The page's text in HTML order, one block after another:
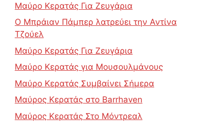
Μαύρο Κερατάς Για Ζευγάρια
Ο Μπράιαν Πάμπερ λατρεύει την Αντίνα
Τζούελ
Μαύρο Κερατάς Για Ζευγάρια
Μαύρο Κερατάς για Μουσουλμάνους
Μαύρο Κερατάς Συμβαίνει Σήμερα
Μαύρος Κερατάς στο Barrhaven
Μαύρος Κερατάς Στο Μόντρεαλ